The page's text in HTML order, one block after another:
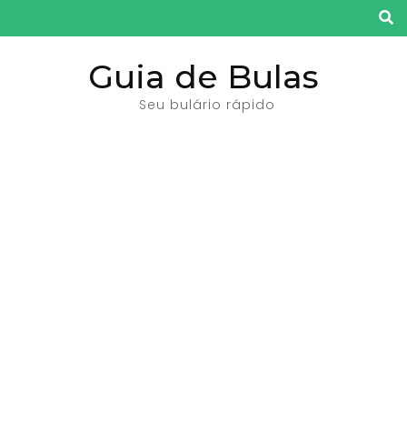
para
Guia de Bulas
Seu bulário rápido